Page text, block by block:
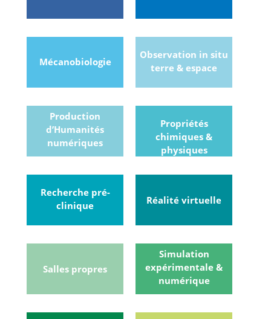
Mécanobiologie
Observation in situ
terre & espace
Production
d’Humanités
numériques
Propriétés
chimiques &
physiques
Recherche pré-
clinique
Réalité virtuelle
Salles propres
Simulation
expérimentale &
numérique